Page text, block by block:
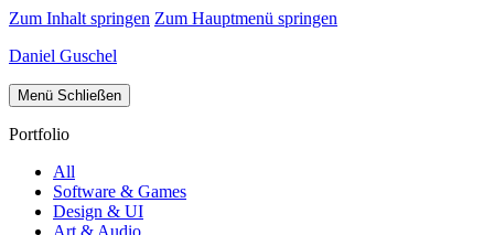
Zum Inhalt springen Zum Hauptmenü springen
Daniel Guschel
Menü Schließen
Portfolio
All
Software & Games
Design & UI
Art & Audio